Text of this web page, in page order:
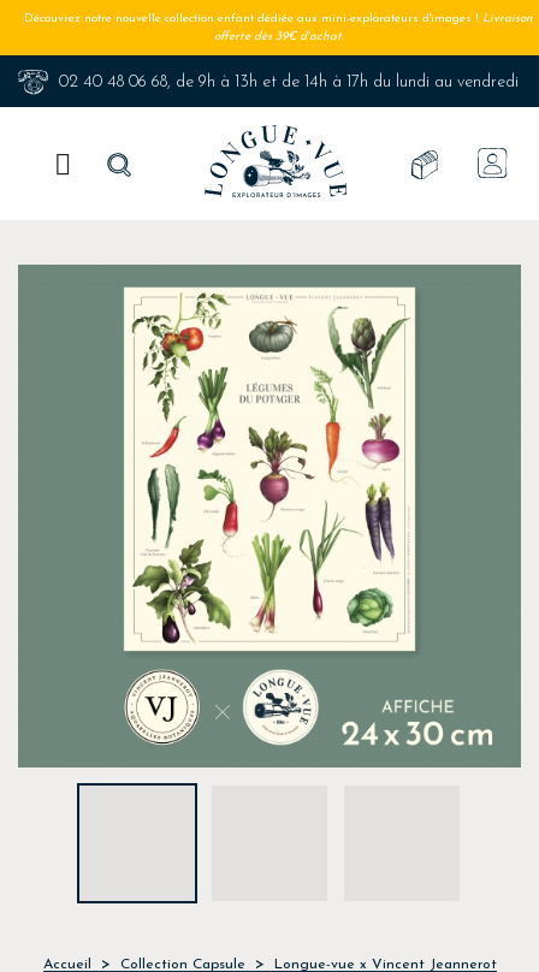
Découvrez notre nouvelle collection enfant dédiée aux mini-explorateurs d'images ! Livraison
offerte dès 39€ d'achat.
02 40 48 06 68, de 9h à 13h et de 14h à 17h du lundi au vendredi

Accueil Collection Capsule
Longue-vue x Vincent Jeannerot